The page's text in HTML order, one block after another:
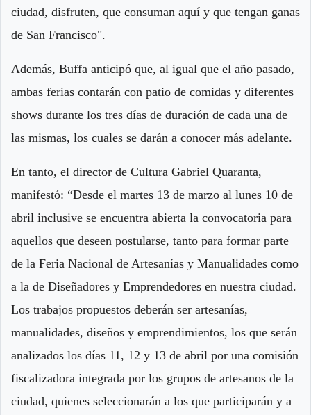
ciudad, disfruten, que consuman aquí y que tengan ganas
de San Francisco".
Además, Buffa anticipó que, al igual que el año pasado,
ambas ferias contarán con patio de comidas y diferentes
shows durante los tres días de duración de cada una de
las mismas, los cuales se darán a conocer más adelante.
En tanto, el director de Cultura Gabriel Quaranta,
manifestó: “Desde el martes 13 de marzo al lunes 10 de
abril inclusive se encuentra abierta la convocatoria para
aquellos que deseen postularse, tanto para formar parte
de la Feria Nacional de Artesanías y Manualidades como
a la de Diseñadores y Emprendedores en nuestra ciudad.
Los trabajos propuestos deberán ser artesanías,
manualidades, diseños y emprendimientos, los que serán
analizados los días 11, 12 y 13 de abril por una comisión
fiscalizadora integrada por los grupos de artesanos de la
ciudad, quienes seleccionarán a los que participarán y a